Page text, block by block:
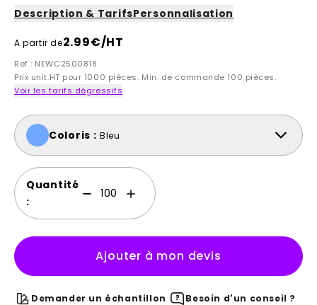
Description & TarifsPersonnalisation
A partir de2.99€/HT
Ref : NEWC2500818
Prix unit.HT pour 1000 pièces. Min. de commande 100 pièces.
Voir les tarifs dégressifs
Coloris : Bleu
Quantité
:
Ajouter à mon devis
Demander un échantillon Besoin d'un conseil ?